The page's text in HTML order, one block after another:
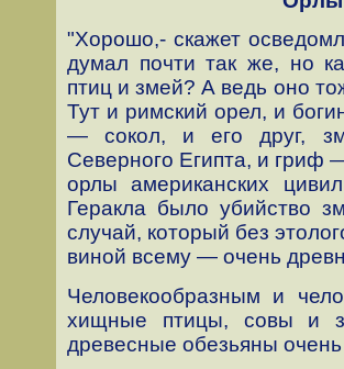
"Хорошо,- скажет
думал почти так же, но
птиц и змей? А ведь оно
Тут и римский орел, и
— сокол, и его друг,
Северного Египта, и гриф
орлы американских
Геракла было убийство
случай, который без
виной всему — очень
Человекообразным и
хищные птицы, совы и
древесные обезьяны очень